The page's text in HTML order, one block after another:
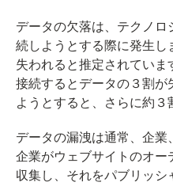
データの欠落は、テクノ
続しようとする際に発生
失われると推定されてい
接続するとデータの３割が
ようとすると、さらに約３
データの漏洩は通常、企業
企業がウェブサイトのオ
収集し、それをパブリッ